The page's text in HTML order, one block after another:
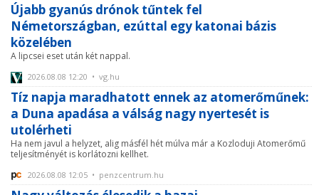
Újabb gyanús drónok tűntek fel
Németországban, ezúttal egy katonai bázis
közelében
A lipcsei eset után két nappal.
2026.08.08 12:20 • vg.hu
Tíz napja maradhatott ennek az atomerőműnek:
a Duna apadása a válság nagy nyertesét is
utolérheti
Ha nem javul a helyzet, alig másfél hét múlva már a Kozloduji Atomerőmű
teljesítményét is korlátozni kellhet.
2026.08.08 12:05 • penzcentrum.hu